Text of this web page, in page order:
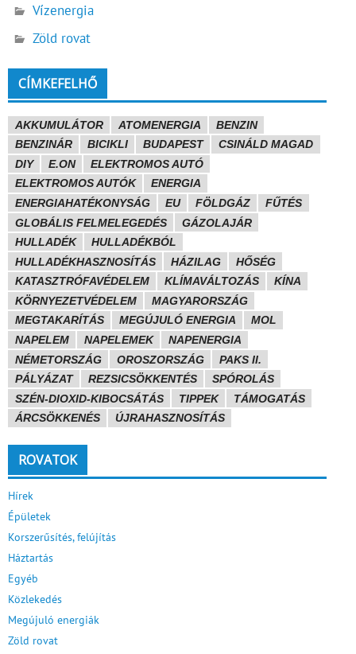
Vízenergia
Zöld rovat
CÍMKEFELHŐ
AKKUMULÁTOR ATOMENERGIA
BENZIN
BENZINÁR
BICIKLI BUDAPEST
CSINÁLD MAGAD
DIY
E.ON
ELEKTROMOS AUTÓ
ELEKTROMOS AUTÓK
ENERGIA
ENERGIAHATÉKONYSÁG
EU FÖLDGÁZ
FŰTÉS
GLOBÁLIS FELMELEGEDÉS
GÁZOLAJÁR
HULLADÉK
HULLADÉKBÓL
HULLADÉKHASZNOSÍTÁS
HÁZILAG
HŐSÉG
KATASZTRÓFAVÉDELEM
KLÍMAVÁLTOZÁS
KÍNA
KÖRNYEZETVÉDELEM
MAGYARORSZÁG
MEGTAKARÍTÁS
MEGÚJULÓ ENERGIA
MOL
NAPELEM
NAPELEMEK
NAPENERGIA
NÉMETORSZÁG
OROSZORSZÁG
PAKS II.
PÁLYÁZAT
REZSICSÖKKENTÉS
SPÓROLÁS
SZÉN-DIOXID-KIBOCSÁTÁS
TIPPEK
TÁMOGATÁS
ÁRCSÖKKENÉS
ÚJRAHASZNOSÍTÁS
ROVATOK
Hírek
Épületek
Korszerűsítés, felújítás
Háztartás
Egyéb
Közlekedés
Megújuló energiák
Zöld rovat